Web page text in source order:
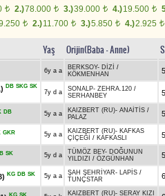
t 2.)78.000 t 3.)39.000 t 4.)19.500 t
t 2.)11.700 t 3.)5.850 t 4.)2.925 t
Yaş Orijin(Baba - Anne)
6y a a BERKSOY- DİZİ /
KÖKMENHAN
DB SKG SK
7y d a SONALP- ZEHRA.120 /
SERHANBEY
DB 5y a a KAIZBERT (RU)- ANAİTİS /
PALAZ
GKR 5y a a KAIZBERT (RU)- KAFKAS
ÇİÇEĞİ / KAFKASLI
SK 5y d a TÜMÖZ BEY- DOĞUNUN
YILDIZI / ÖZGÜNHAN
KG DB SK 5y a a ŞAH ŞEHRİYAR- LAPİS /
TUNÇSTAR
KAIZBERT (RU)- SERAY KIZI